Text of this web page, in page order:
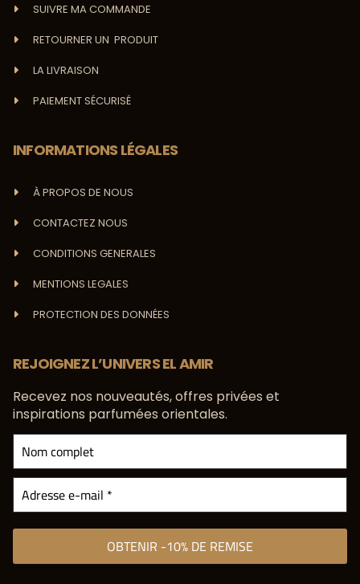
SUIVRE MA COMMANDE
RETOURNER UN PRODUIT
LA LIVRAISON
PAIEMENT SÉCURISÉ
INFORMATIONS LÉGALES
À PROPOS DE NOUS
CONTACTEZ NOUS
CONDITIONS GENERALES
MENTIONS LEGALES
PROTECTION DES DONNÉES
REJOIGNEZ L’UNIVERS EL AMIR
Recevez nos nouveautés, offres privées et
inspirations parfumées orientales.